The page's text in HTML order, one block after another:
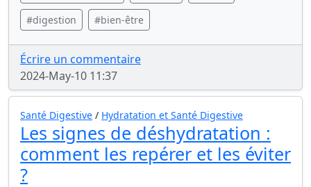
#digestion #bien-être
Écrire un commentaire
2024-May-10 11:37
Santé Digestive / Hydratation et Santé Digestive
Les signes de déshydratation :
comment les repérer et les éviter
?